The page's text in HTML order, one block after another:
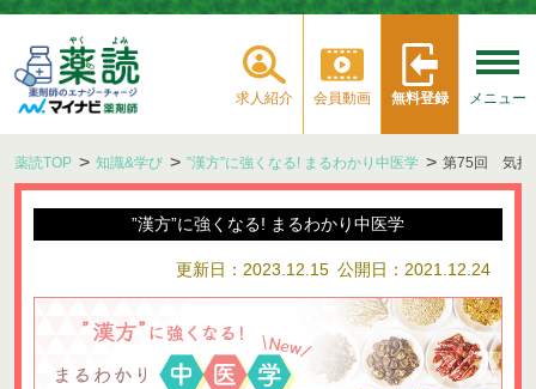
求人紹介 会員動画 無料登録 メニュー
薬読TOP 知識&学び ”漢方”に強くなる! まるわかり中医学 第75回 気持
”漢方”に強くなる! まるわかり中医学
更新日：2023.12.15 公開日：2021.12.24